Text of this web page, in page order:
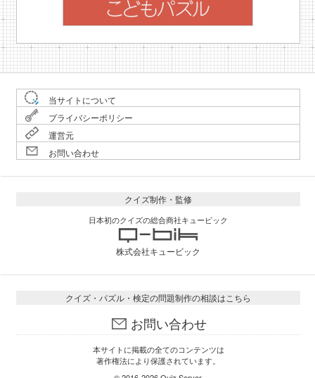
当サイトについて
プライバシーポリシー
運営元
お問い合わせ
クイズ制作・監修
日本初のクイズの総合商社キュービック
株式会社キュービック
クイズ・パズル・検定の問題制作の相談はこちら
お問い合わせ
本サイトに掲載の全てのコンテンツは
著作権法により保護されています。